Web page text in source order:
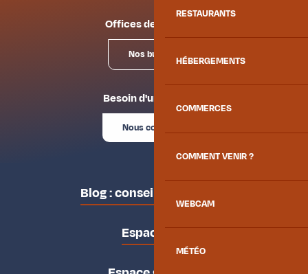
RESTAURANTS
HÉBERGEMENTS
COMMERCES
COMMENT VENIR ?
WEBCAM
MÉTÉO
Offices de tourisme
Nos bureaux
Besoin d'un conseil ?
Nous contacter
Blog : conseils des locaux
Espace pro